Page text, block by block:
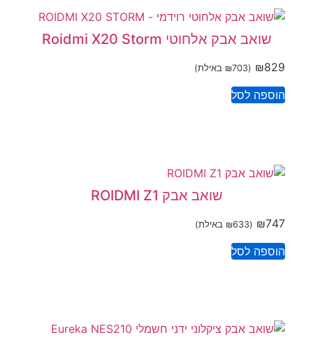
שואב אבק אלחוטי Roidmi X20 Storm
₪829
(
₪703 באילת)
הוספה לסל
שואב אבק ROIDMI Z1
₪747
(
₪633 באילת)
הוספה לסל